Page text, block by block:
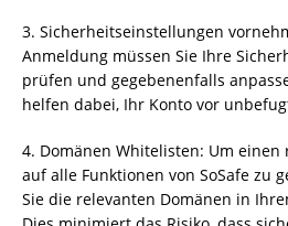
3. Sicherheitseinstellungen
Anmeldung müssen Sie Ihre
prüfen und gegebenenfalls
helfen dabei, Ihr Konto vor
4. Domänen Whitelisten: Um
auf alle Funktionen von SoSafe zu
Sie die relevanten Domänen in